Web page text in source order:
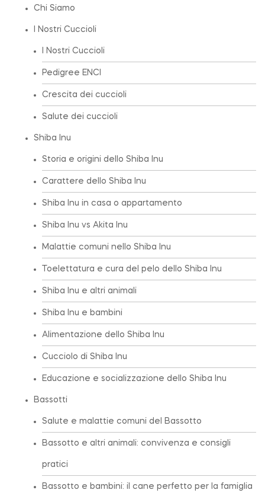
Chi Siamo
I Nostri Cuccioli
I Nostri Cuccioli
Pedigree ENCI
Crescita dei cuccioli
Salute dei cuccioli
Shiba Inu
Storia e origini dello Shiba Inu
Carattere dello Shiba Inu
Shiba Inu in casa o appartamento
Shiba Inu vs Akita Inu
Malattie comuni nello Shiba Inu
Toelettatura e cura del pelo dello Shiba Inu
Shiba Inu e altri animali
Shiba Inu e bambini
Alimentazione dello Shiba Inu
Cucciolo di Shiba Inu
Educazione e socializzazione dello Shiba Inu
Bassotti
Salute e malattie comuni del Bassotto
Bassotto e altri animali: convivenza e consigli
pratici
Bassotto e bambini: il cane perfetto per la famiglia